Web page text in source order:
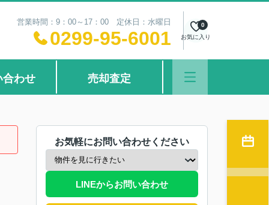
営業時間：9：00～17：00 定休日：水曜日
0299-95-6001 お気に入り
0
合わせ 売却査定
お気軽にお問い合わせください
LINEからお問い合わせ